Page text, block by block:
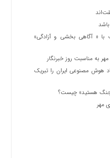
با « آگاهی بخشی و آزادگی»
به مناسبت روز خبرنگار
هوش مصنوعی ایران را تبریک
جنگ هستید» چیست؟
مهر